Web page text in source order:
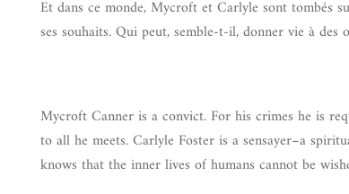
Et dans ce monde, Mycroft et Carlyle sont tombés
ses souhaits. Qui peut, semble-t-il, donner vie à des
Mycroft Canner is a convict. For his crimes he is
to all he meets. Carlyle Foster is a sensayer–a
knows that the inner lives of humans cannot be